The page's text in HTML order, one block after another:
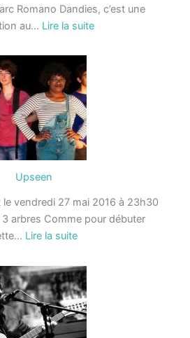
Romano Dandies, c’est une
au… Lire la suite:
Upseen
vendredi 27 mai 2016 à 23h30
arbres Comme pour débuter
Lire la suite: